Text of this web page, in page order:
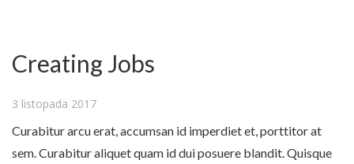
Creating Jobs
3 listopada 2017
Curabitur arcu erat, accumsan id imperdiet et, porttitor at
sem. Curabitur aliquet quam id dui posuere blandit. Quisque